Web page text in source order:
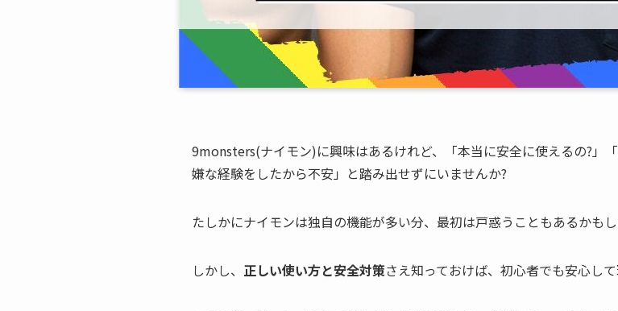
9monsters(ナイモン)に興味はあるけれど、「本当に安全に使えるの?」
嫌な経験をしたから不安」と踏み出せずにいませんか?
たしかにナイモンは独自の機能が多い分、最初は戸惑うこともあるかもし
しかし、 正しい使い方と安全対策さえ知っておけば、初心者でも安心し